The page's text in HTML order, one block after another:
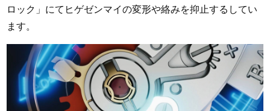
ロック」にてヒゲゼンマイの変形や絡みを抑止するしてい
ます。